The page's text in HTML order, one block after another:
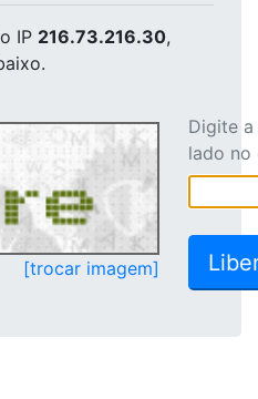
IP 216.73.216.30,
[trocar imagem]
Digite
lado no